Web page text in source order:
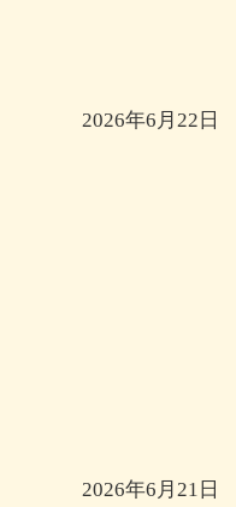
2026年6月22日
2026年6月21日